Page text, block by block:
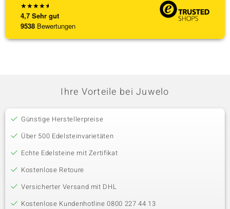
★★★★★
4,7 Sehr gut
9538 Bewertungen
Ihre Vorteile bei Juwelo
Günstige Herstellerpreise
Über 500 Edelsteinvarietäten
Echte Edelsteine mit Zertifikat
Kostenlose Retoure
Versicherter Versand mit DHL
Kostenlose Kundenhotline 0800 227 44 13